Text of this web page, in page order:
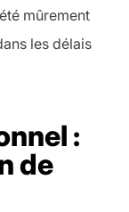
mûrement
les délais
:
de